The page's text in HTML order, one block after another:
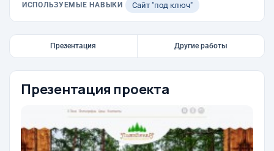
ИСПОЛЬЗУЕМЫЕ НАВЫКИ Сайт "под ключ"
Презентация Другие работы
Презентация проекта